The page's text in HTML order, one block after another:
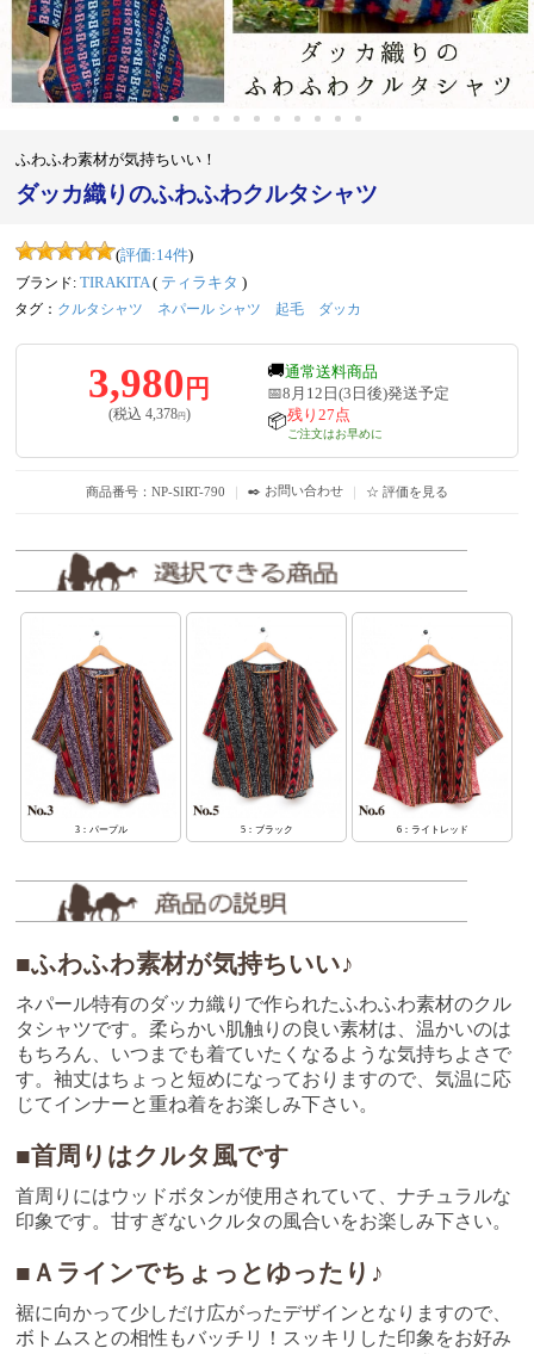
ふわふわ素材が気持ちいい！
ダッカ織りのふわふわクルタシャツ
(評価:14件)
ブランド: TIRAKITA ( ティラキタ )
タグ： クルタシャツ ネパール シャツ 起毛 ダッカ
3,980 円
(税込 4,378円)
🚚通常送料商品
📅8月12日(3日後)発送予定
📦残り27点
ご注文はお早めに
商品番号：NP-SIRT-790 ｜ ✒️ お問い合わせ ｜ ☆ 評価を見る
3：パープル 5：ブラック 6：ライトレッド
■ふわふわ素材が気持ちいい♪
ネパール特有のダッカ織りで作られたふわふわ素材のクル
タシャツです。柔らかい肌触りの良い素材は、温かいのは
もちろん、いつまでも着ていたくなるような気持ちよさで
す。袖丈はちょっと短めになっておりますので、気温に応
じてインナーと重ね着をお楽しみ下さい。
■首周りはクルタ風です
首周りにはウッドボタンが使用されていて、ナチュラルな
印象です。甘すぎないクルタの風合いをお楽しみ下さい。
■Ａラインでちょっとゆったり♪
裾に向かって少しだけ広がったデザインとなりますので、
ボトムスとの相性もバッチリ！スッキリした印象をお好み